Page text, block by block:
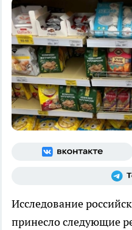
Исследование
принесло следующие